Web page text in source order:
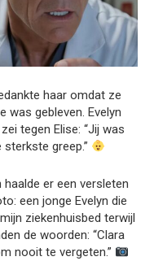
haar omdat ze
was gebleven. Evelyn
tegen Elise: “Jij was
greep.”
er een versleten
een jonge Evelyn die
ziekenhuisbed terwijl
de woorden: “Clara
nooit te vergeten.”